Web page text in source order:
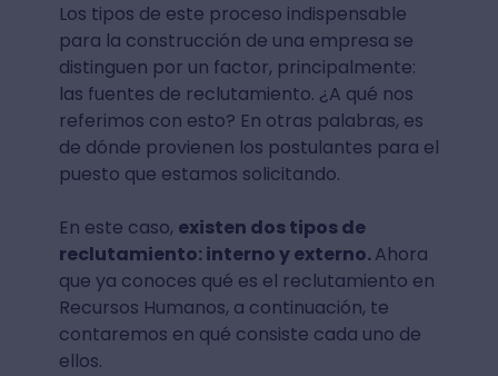
Los tipos de este proceso indispensable
para la construcción de una empresa se
distinguen por un factor, principalmente:
las fuentes de reclutamiento. ¿A qué nos
referimos con esto? En otras palabras, es
de dónde provienen los postulantes para el
puesto que estamos solicitando.
En este caso, existen dos tipos de
reclutamiento: interno y externo.Ahora
que ya conoces qué es el reclutamiento en
Recursos Humanos, a continuación, te
contaremos en qué consiste cada uno de
ellos.